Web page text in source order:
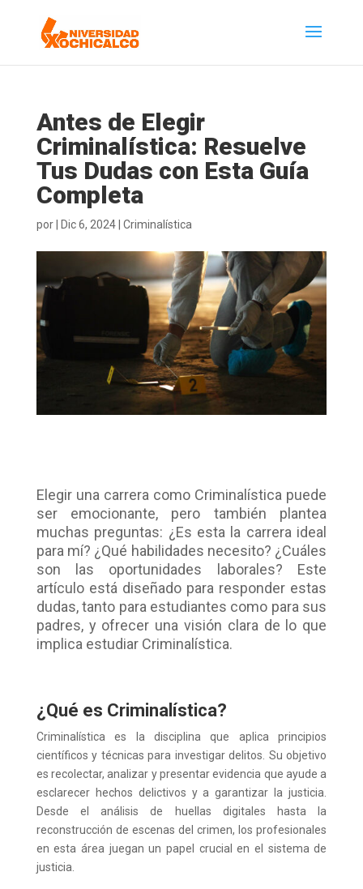
Antes de Elegir
Criminalística: Resuelve
Tus Dudas con Esta Guía
Completa
por Dic 6, 2024| Criminalística
Elegir una carrera como Criminalística puede
ser emocionante, pero también plantea
muchas preguntas: ¿Es esta la carrera ideal
para mí? ¿Qué habilidades necesito? ¿Cuáles
son las oportunidades laborales? Este
artículo está diseñado para responder estas
dudas, tanto para estudiantes como para sus
padres, y ofrecer una visión clara de lo que
implica estudiar Criminalística.
¿Qué es Criminalística?
Criminalística es la disciplina que aplica principios
científicos y técnicas para investigar delitos. Su objetivo
es recolectar, analizar y presentar evidencia que ayude a
esclarecer hechos delictivos y a garantizar la justicia.
Desde el análisis de huellas digitales hasta la
reconstrucción de escenas del crimen, los profesionales
en esta área juegan un papel crucial en el sistema de
justicia.